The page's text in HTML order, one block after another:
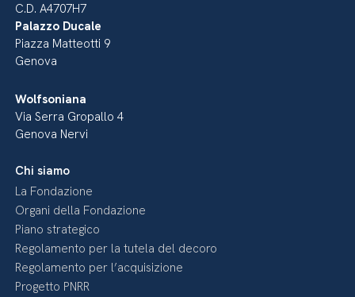
C.D. A4707H7
Palazzo Ducale
Piazza Matteotti 9
Genova
Wolfsoniana
Via Serra Gropallo 4
Genova Nervi
Chi siamo
La Fondazione
Organi della Fondazione
Piano strategico
Regolamento per la tutela del decoro
Regolamento per l’acquisizione
Progetto PNRR